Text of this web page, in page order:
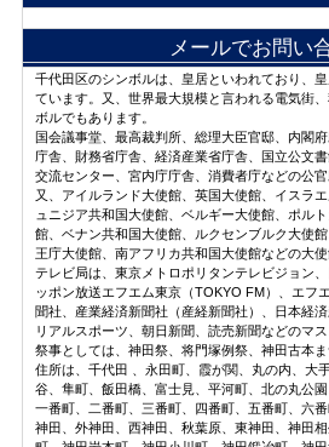
メールでお問い
千代田区のシンボルは、皇居といわれており、
ています。又、世界最大規模と言われる電気街
ボルでもあります。
国会議事堂、最高裁判所、総理大臣官邸、内閣
庁舎、財務省庁舎、経済産業省庁舎、国立公文
交流センター、宮内庁庁舎、消費者庁などの公官
又、アイルランド大使館、英国大使館、イスラ
ュニジア共和国大使館、ベルギー大使館、ポル
館、ベナン共和国大使館、ルクセンブルク大使
王庁大使館、南アフリカ共和国大使館などの大使
テレビ局は、東京メトロポリタンテレビジョン
ッポン放送エフエム東京（TOKYO FM）、エフ
聞社、産業経済新聞社（産経新聞社）、日本経
リアルスポーツ、朝日新聞、読売新聞などのマス
祭事としては、神田祭、将門塚例祭、神田古本ま
住所は、千代田 、永田町、霞が関、丸の内、大
谷、隼町、飯田橋、富士見、平河町、北の丸公
一番町、二番町、三番町、四番町、五番町、六
神田、外神田、西神田、秋葉原、東神田、神田